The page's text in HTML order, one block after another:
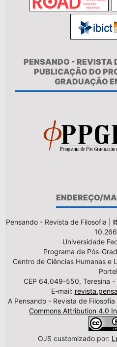
PENSANDO - REVISTA
PUBLICAÇÃO DO
GRADUAÇÃO
ENDEREÇO/
Pensando - Revista de Filosofia |
Universidade
Programa de Pós-
Centro de Ciências Humanas e
CEP 64.049-550, Teresina
E-mail:
A Pensando - Revista de
Commons Attribution 4.0
OJS customizado por: